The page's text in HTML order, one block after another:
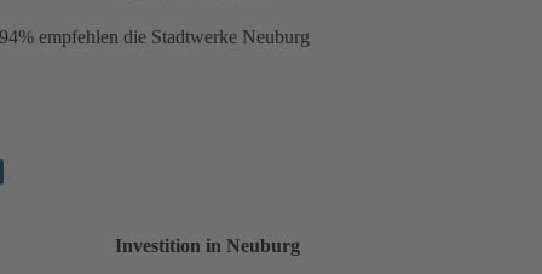
94% empfehlen die Stadtwerke Neuburg
Investition in Neuburg